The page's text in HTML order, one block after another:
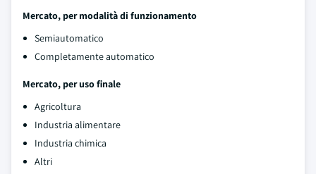
Mercato, per modalità di funzionamento
Semiautomatico
Completamente automatico
Mercato, per uso finale
Agricoltura
Industria alimentare
Industria chimica
Altri